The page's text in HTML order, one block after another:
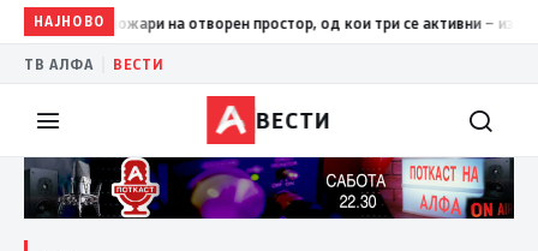
НАЈНОВО17:42ЦУК: До 18 часот 11 пожари на отворен простор, од
ТВ АЛФА ВЕСТИ
ВЕСТИ